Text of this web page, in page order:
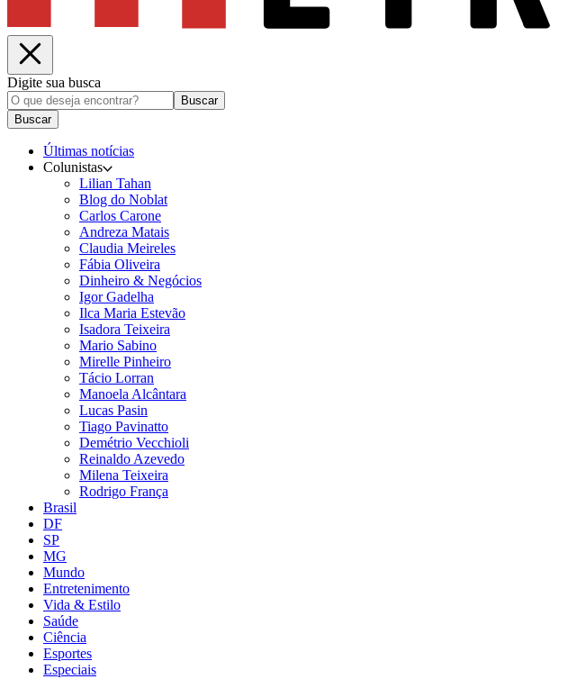
Digite sua busca
Buscar
Buscar
Últimas notícias
Colunistas
Lilian Tahan
Blog do Noblat
Carlos Carone
Andreza Matais
Claudia Meireles
Fábia Oliveira
Dinheiro & Negócios
Igor Gadelha
Ilca Maria Estevão
Isadora Teixeira
Mario Sabino
Mirelle Pinheiro
Tácio Lorran
Manoela Alcântara
Lucas Pasin
Tiago Pavinatto
Demétrio Vecchioli
Reinaldo Azevedo
Milena Teixeira
Rodrigo França
Brasil
DF
SP
MG
Mundo
Entretenimento
Vida & Estilo
Saúde
Ciência
Esportes
Especiais